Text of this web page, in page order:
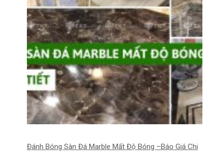
Đánh Bóng Sàn Đá Marble Mất Độ Bóng –Báo Giá Chi